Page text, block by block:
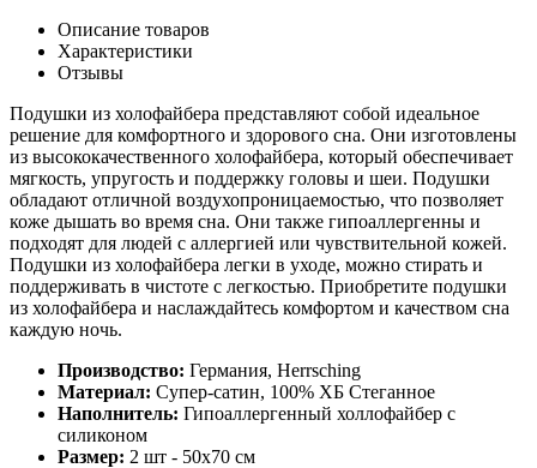
Описание товаров
Характеристики
Отзывы
Подушки из холофайбера представляют собой идеальное
решение для комфортного и здорового сна. Они изготовлены
из высококачественного холофайбера, который обеспечивает
мягкость, упругость и поддержку головы и шеи. Подушки
обладают отличной воздухопроницаемостью, что позволяет
коже дышать во время сна. Они также гипоаллергенны и
подходят для людей с аллергией или чувствительной кожей.
Подушки из холофайбера легки в уходе, можно стирать и
поддерживать в чистоте с легкостью. Приобретите подушки
из холофайбера и наслаждайтесь комфортом и качеством сна
каждую ночь.
Производство: Германия, Herrsching
Материал: Супер-сатин, 100% ХБ Стеганное
Наполнитель: Гипоаллергенный холлофайбер с
силиконом
Размер: 2 шт - 50х70 см